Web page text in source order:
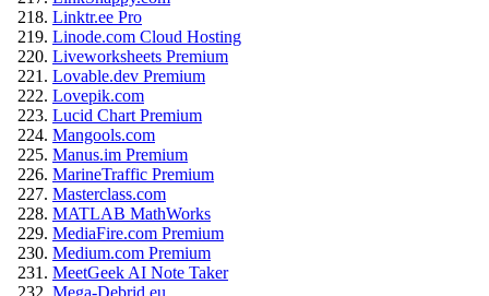
Linktr.ee Pro
Linode.com Cloud Hosting
Liveworksheets Premium
Lovable.dev Premium
Lovepik.com
Lucid Chart Premium
Mangools.com
Manus.im Premium
MarineTraffic Premium
Masterclass.com
MATLAB MathWorks
MediaFire.com Premium
Medium.com Premium
MeetGeek AI Note Taker